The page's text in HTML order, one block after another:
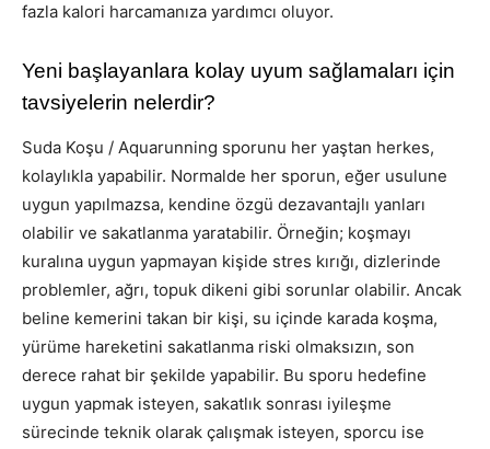
fazla kalori harcamanıza yardımcı oluyor.
Yeni başlayanlara kolay uyum sağlamaları için
tavsiyelerin nelerdir?
Suda Koşu / Aquarunning sporunu her yaştan herkes,
kolaylıkla yapabilir. Normalde her sporun, eğer usulune
uygun yapılmazsa, kendine özgü dezavantajlı yanları
olabilir ve sakatlanma yaratabilir. Örneğin; koşmayı
kuralına uygun yapmayan kişide stres kırığı, dizlerinde
problemler, ağrı, topuk dikeni gibi sorunlar olabilir. Ancak
beline kemerini takan bir kişi, su içinde karada koşma,
yürüme hareketini sakatlanma riski olmaksızın, son
derece rahat bir şekilde yapabilir. Bu sporu hedefine
uygun yapmak isteyen, sakatlık sonrası iyileşme
sürecinde teknik olarak çalışmak isteyen, sporcu ise